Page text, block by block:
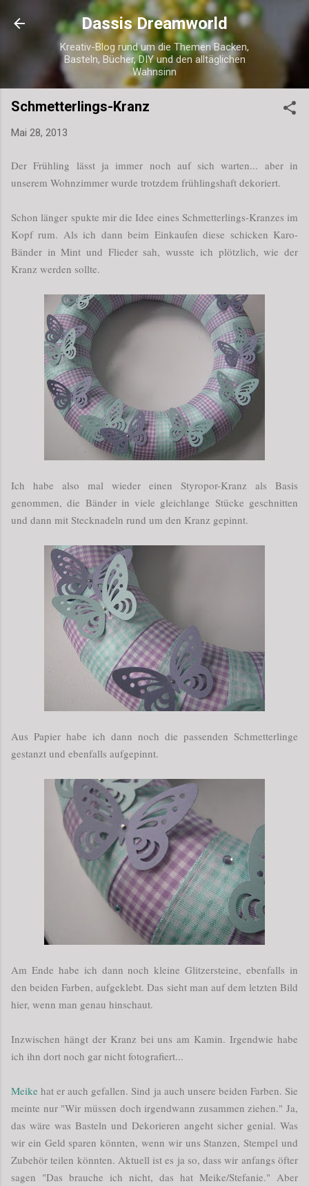
Direkt zum Hauptbereich
Dassis Dreamworld
Kreativ-Blog rund um die Themen Backen,
Basteln, Bücher, DIY und den alltäglichen
Wahnsinn
Schmetterlings-Kranz
Mai 28, 2013
Der Frühling lässt ja immer noch auf sich warten... aber in
unserem Wohnzimmer wurde trotzdem frühlingshaft dekoriert.
Schon länger spukte mir die Idee eines Schmetterlings-Kranzes im
Kopf rum. Als ich dann beim Einkaufen diese schicken Karo-
Bänder in Mint und Flieder sah, wusste ich plötzlich, wie der
Kranz werden sollte.
Ich habe also mal wieder einen Styropor-Kranz als Basis
genommen, die Bänder in viele gleichlange Stücke geschnitten
und dann mit Stecknadeln rund um den Kranz gepinnt.
Aus Papier habe ich dann noch die passenden Schmetterlinge
gestanzt und ebenfalls aufgepinnt.
Am Ende habe ich dann noch kleine Glitzersteine, ebenfalls in
den beiden Farben, aufgeklebt. Das sieht man auf dem letzten Bild
hier, wenn man genau hinschaut.
Inzwischen hängt der Kranz bei uns am Kamin. Irgendwie habe
ich ihn dort noch gar nicht fotografiert...
Meike hat er auch gefallen. Sind ja auch unsere beiden Farben. Sie
meinte nur "Wir müssen doch irgendwann zusammen ziehen." Ja,
das wäre was Basteln und Dekorieren angeht sicher genial. Was
wir ein Geld sparen könnten, wenn wir uns Stanzen, Stempel und
Zubehör teilen könnten. Aktuell ist es ja so, dass wir anfangs öfter
sagen "Das brauche ich nicht, das hat Meike/Stefanie." Aber